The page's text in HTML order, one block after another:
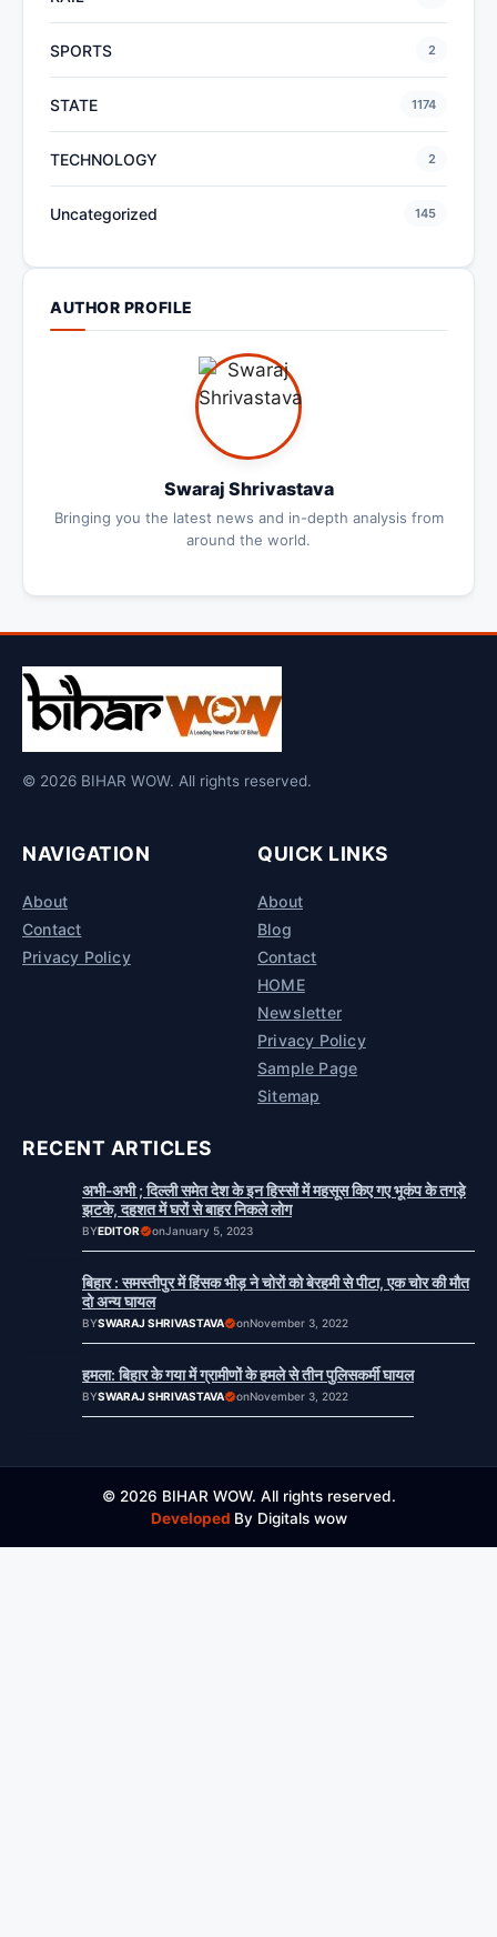
SPORTS 2
STATE 1174
TECHNOLOGY 2
Uncategorized 145
AUTHOR PROFILE
Swaraj Shrivastava
Bringing you the latest news and in-depth analysis from
around the world.
© 2026 BIHAR WOW. All rights reserved.
NAVIGATION
About
Contact
Privacy Policy
QUICK LINKS
About
Blog
Contact
HOME
Newsletter
Privacy Policy
Sample Page
Sitemap
RECENT ARTICLES
अभी-अभी ; दिल्ली समेत देश के इन हिस्सों में महसूस किए गए भूकंप के तगड़े
झटके, दहशत में घरों से बाहर निकले लोग
BYEDITOR onJanuary 5, 2023
बिहार : समस्तीपुर में हिंसक भीड़ ने चोरों को बेरहमी से पीटा, एक चोर की मौत
दो अन्य घायल
BYSWARAJ SHRIVASTAVA onNovember 3, 2022
हमला: बिहार के गया में ग्रामीणों के हमले से तीन पुलिसकर्मी घायल
BYSWARAJ SHRIVASTAVA onNovember 3, 2022
© 2026 BIHAR WOW. All rights reserved.
Developed By Digitals wow